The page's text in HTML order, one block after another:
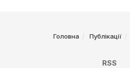
Головна Публікації
RSS